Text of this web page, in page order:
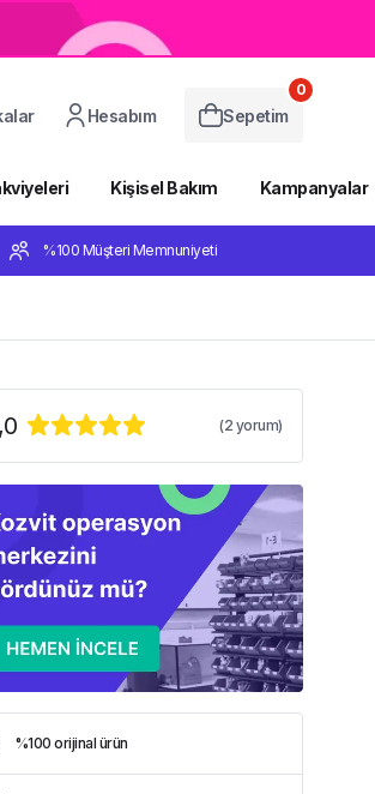
Hesabım Sepetim
0
Kişisel Bakım Kampanyalar
%100 Müşteri Memnuniyeti
(2 yorum)
%100 orijinal ürün